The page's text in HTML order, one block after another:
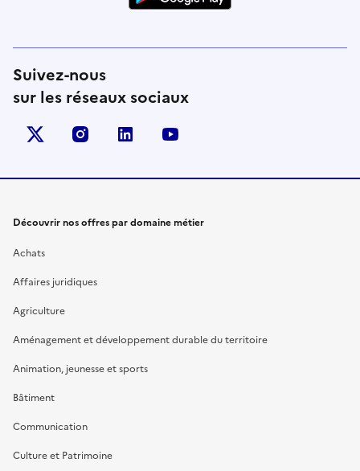
Suivez-nous
sur les réseaux sociaux
X (anciennement Twitter)
instagramlinkedin
Découvrir nos offres par domaine métier
Achats
Affaires juridiques
Agriculture
Aménagement et développement durable du territoire
Animation, jeunesse et sports
Bâtiment
Communication
Culture et Patrimoine